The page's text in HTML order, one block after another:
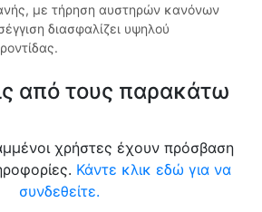
με τήρηση αυστηρών κανόνων
διασφαλίζει υψηλού
από τους παρακάτω
χρήστες έχουν πρόσβαση
Κάντε κλικ εδώ για να
συνδεθείτε.